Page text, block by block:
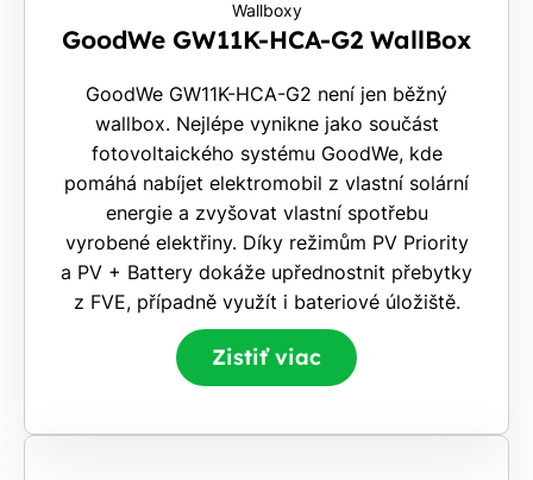
Wallboxy
GoodWe GW11K-HCA-G2 WallBox
GoodWe GW11K-HCA-G2 není jen běžný
wallbox. Nejlépe vynikne jako součást
fotovoltaického systému GoodWe, kde
pomáhá nabíjet elektromobil z vlastní solární
energie a zvyšovat vlastní spotřebu
vyrobené elektřiny. Díky režimům PV Priority
a PV + Battery dokáže upřednostnit přebytky
z FVE, případně využít i bateriové úložiště.
Zistiť viac